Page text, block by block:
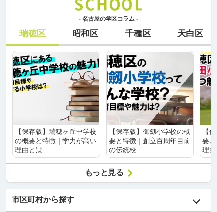
- 名古屋の学区コラム -
瑞穂区 昭和区 千種区 天白区
【保存版】瑞穂ヶ丘中学校
の概要と特徴｜学力が高い
理由とは
【保存版】御劔小学校の概
要と特徴｜創立百周年目前
の伝統校
【
要
理
もっと見る
市区町村から探す